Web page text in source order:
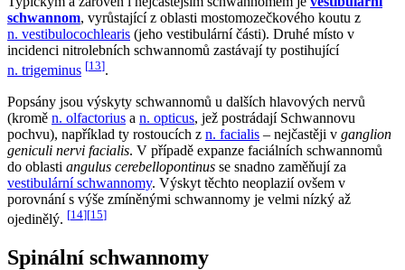
schwannom, vyrůstající z oblasti mostomozečkového koutu z
n. vestibulocochlearis (jeho vestibulární části). Druhé místo v
incidenci nitrolebních schwannomů zastávají ty postihující
n. trigeminus [13].
Popsány jsou výskyty schwannomů u dalších hlavových nervů
(kromě n. olfactorius a n. opticus, jež postrádají Schwannovu
pochvu), například ty rostoucích z n. facialis – nejčastěji v ganglion
geniculi nervi facialis. V případě expanze faciálních schwannomů
do oblasti angulus cerebellopontinus se snadno zaměňují za
vestibulární schwannomy. Výskyt těchto neoplazií ovšem v
porovnání s výše zmíněnými schwannomy je velmi nízký až
ojedinělý. [14][15]
Spinální schwannomy